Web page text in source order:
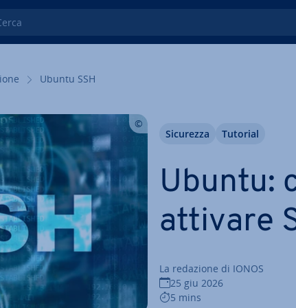
Ubuntu SSH
Ubuntu:
attivare
La redazione di IONOS
25 giu 2026
5 mins
Sicurezza Tutorial